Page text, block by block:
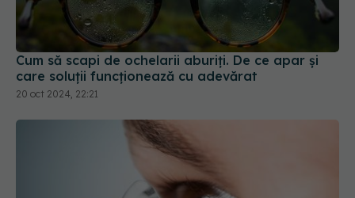
Cum să scapi de ochelarii aburiți. De ce apar și
care soluții funcționează cu adevărat
20 oct 2024, 22:21